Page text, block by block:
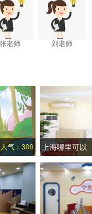
张老师 刘老师
人气：300 上海哪里可以
治疗孩子注意
力不集中